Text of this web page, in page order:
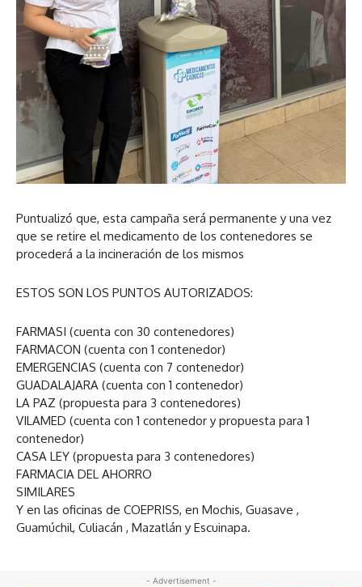
Puntualizó que, esta campaña será permanente y una vez
que se retire el medicamento de los contenedores se
procederá a la incineración de los mismos
ESTOS SON LOS PUNTOS AUTORIZADOS:
FARMASI (cuenta con 30 contenedores)
FARMACON (cuenta con 1 contenedor)
EMERGENCIAS (cuenta con 7 contenedor)
GUADALAJARA (cuenta con 1 contenedor)
LA PAZ (propuesta para 3 contenedores)
VILAMED (cuenta con 1 contenedor y propuesta para 1
contenedor)
CASA LEY (propuesta para 3 contenedores)
FARMACIA DEL AHORRO
SIMILARES
Y en las oficinas de COEPRISS, en Mochis, Guasave ,
Guamúchil, Culiacán , Mazatlán y Escuinapa.
- Advertisement -